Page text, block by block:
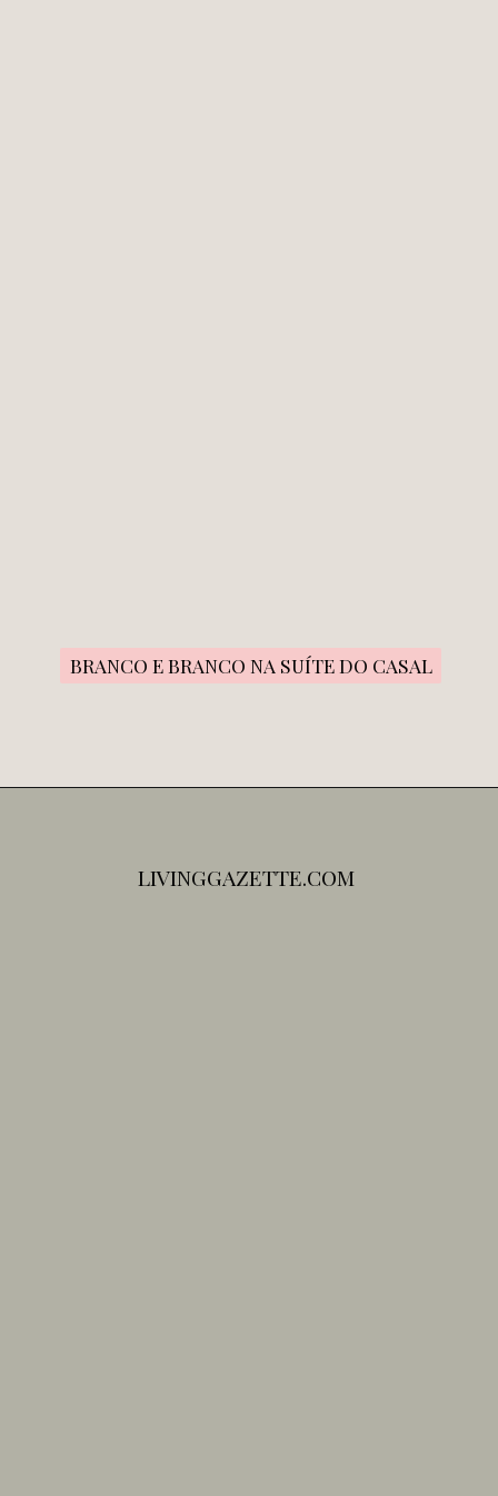
BRANCO E BRANCO NA SUÍTE DO CASAL
BRANCO E BRANCO NA SUÍTE DO CASAL
LIVINGGAZETTE.COM